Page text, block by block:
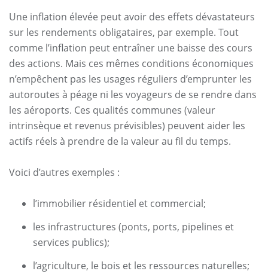
Une inflation élevée peut avoir des effets dévastateurs
sur les rendements obligataires, par exemple. Tout
comme l’inflation peut entraîner une baisse des cours
des actions. Mais ces mêmes conditions économiques
n’empêchent pas les usages réguliers d’emprunter les
autoroutes à péage ni les voyageurs de se rendre dans
les aéroports. Ces qualités communes (valeur
intrinsèque et revenus prévisibles) peuvent aider les
actifs réels à prendre de la valeur au fil du temps.
Voici d’autres exemples :
l’immobilier résidentiel et commercial;
les infrastructures (ponts, ports, pipelines et
services publics);
l’agriculture, le bois et les ressources naturelles;